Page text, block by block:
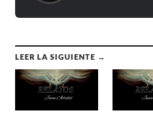
LEER LA SIGUIENTE →